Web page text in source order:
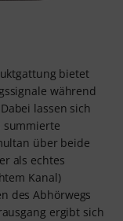
bietet
während
lassen sich
summierte
über beide
als echtes
Kanal)
des Abhörwegs
ergibt sich